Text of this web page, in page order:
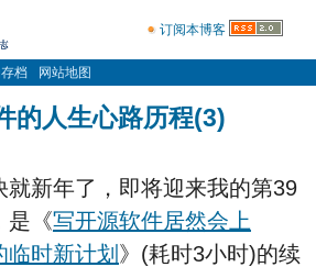
订阅本博客
档 网站地图
的人生心路历程(3)
就新年了，即将迎来我的第39
是《写开源软件居然会上
临时新计划 》(耗时3小时)的续